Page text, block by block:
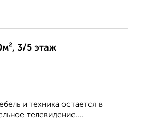
3/5 этаж
и техника остается в
телевидение....